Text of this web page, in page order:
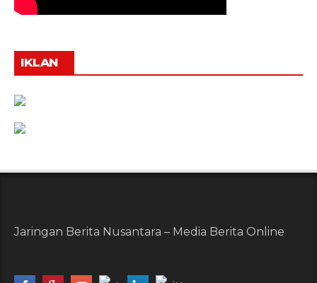
IKLAN
Jaringan Berita Nusantara – Media Berita Online